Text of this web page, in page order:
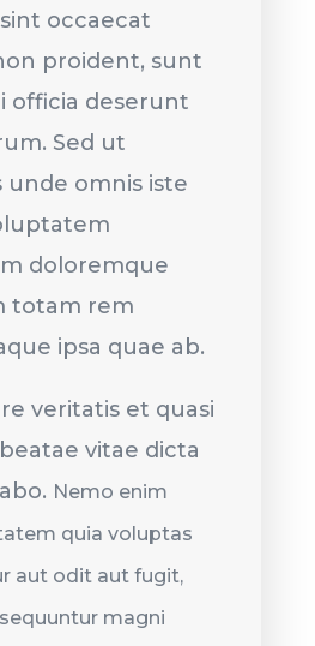
occaecat
proident, sunt
officia deserunt
Sed ut
unde omnis iste
doloremque
totam rem
ipsa quae ab.
veritatis et quasi
vitae dicta
Nemo enim
quia voluptas
aut odit aut fugit,
magni